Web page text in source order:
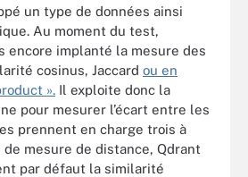
un type de données ainsi
Au moment du test,
encore implanté la mesure des
cosinus, Jaccard ou en
». Il exploite donc la
pour mesurer l’écart entre les
prennent en charge trois à
mesure de distance, Qdrant
par défaut la similarité